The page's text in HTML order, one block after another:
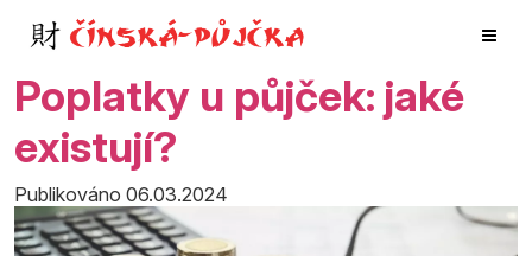
Poplatky u půjček: jaké
existují?
Publikováno 06.03.2024